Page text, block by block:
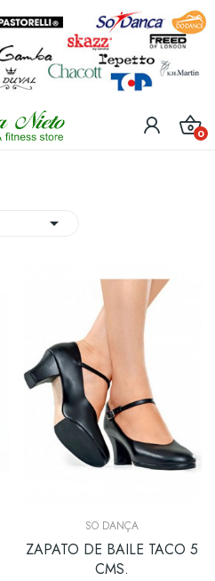
0

SO DANÇA
ZAPATO DE BAILE TACO 5
CMS.